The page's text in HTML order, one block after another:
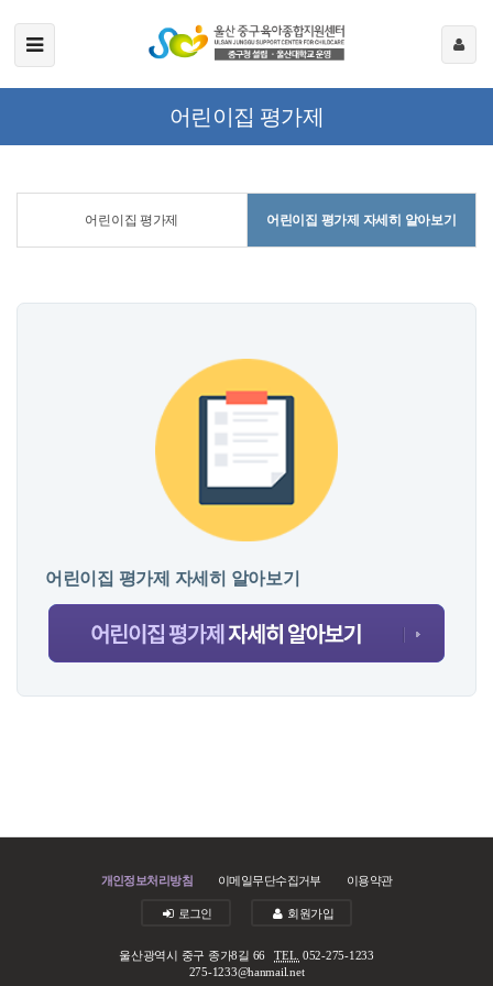
어린이집 평가제
어린이집 평가제 어린이집 평가제 자세히 알아보기
어린이집 평가제 자세히 알아보기
개인정보처리방침 이메일무단수집거부 이용약관
로그인 회원가입
울산광역시 중구 종가8길 66TEL. 052-275-1233
275-1233@hanmail.net